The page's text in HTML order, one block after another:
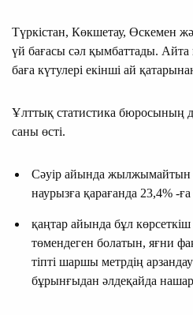
Түркістан, Көкшетау, Өскемен
үй бағасы сәл қымбаттады. Айта
баға күтулері екінші ай
Ұлттық статистика бюросының
саны өсті.
Сәуір айында жылжымайтын
наурызға қарағанда 23,4% -
қаңтар айында бұл көрсеткіш
төмендеген болатын, яғни
тіпті шаршы метрдің
бұрынғыдан әлдеқайда